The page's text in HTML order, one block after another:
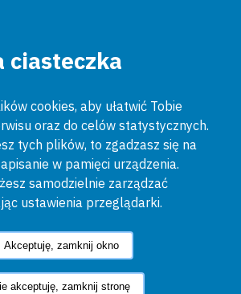
ciasteczka
cookies, aby ułatwić Tobie
oraz do celów statystycznych.
tych plików, to zgadzasz się na
w pamięci urządzenia.
samodzielnie zarządzać
ustawienia przeglądarki.
Akceptuję, zamknij okno
akceptuję, zamknij stronę